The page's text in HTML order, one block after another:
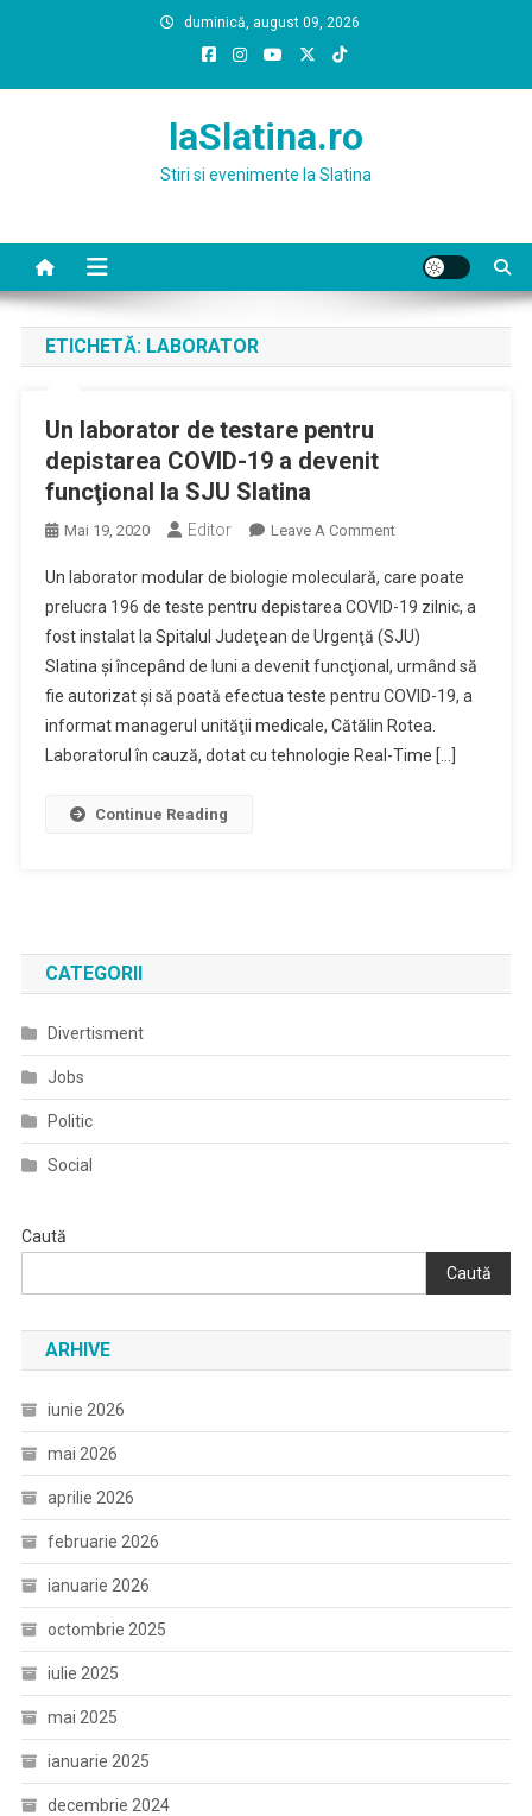
duminică, august 09, 2026
laSlatina.ro
Stiri si evenimente la Slatina
ETICHETĂ: LABORATOR
Un laborator de testare pentru
depistarea COVID-19 a devenit
funcţional la SJU Slatina
Mai 19, 2020 Editor Leave A CommentOn
Laborator
De
Testare
Pentru
Depistarea
COVID-
19
Un laborator modular de biologie moleculară, care poate
prelucra 196 de teste pentru depistarea COVID-19 zilnic, a
fost instalat la Spitalul Judeţean de Urgenţă (SJU)
Slatina şi începând de luni a devenit funcţional, urmând să
fie autorizat şi să poată efectua teste pentru COVID-19, a
informat managerul unităţii medicale, Cătălin Rotea.
Laboratorul în cauză, dotat cu tehnologie Real-Time […]
Continue Reading
CATEGORII
Divertisment
Jobs
Politic
Social
Caută
Caută
ARHIVE
iunie 2026
mai 2026
aprilie 2026
februarie 2026
ianuarie 2026
octombrie 2025
iulie 2025
mai 2025
ianuarie 2025
decembrie 2024